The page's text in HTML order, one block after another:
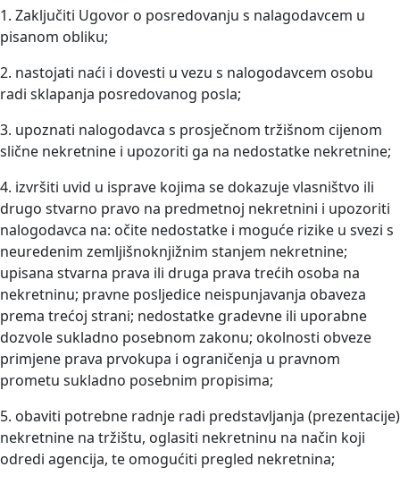
1. Zaključiti Ugovor o posredovanju s nalagodavcem u
pisanom obliku;
2. nastojati naći i dovesti u vezu s nalogodavcem osobu
radi sklapanja posredovanog posla;
3. upoznati nalogodavca s prosječnom tržišnom cijenom
slične nekretnine i upozoriti ga na nedostatke nekretnine;
4. izvršiti uvid u isprave kojima se dokazuje vlasništvo ili
drugo stvarno pravo na predmetnoj nekretnini i upozoriti
nalogodavca na: očite nedostatke i moguće rizike u svezi s
neuredenim zemljišnoknjižnim stanjem nekretnine;
upisana stvarna prava ili druga prava trećih osoba na
nekretninu; pravne posljedice neispunjavanja obaveza
prema trećoj strani; nedostatke gradevne ili uporabne
dozvole sukladno posebnom zakonu; okolnosti obveze
primjene prava prvokupa i ograničenja u pravnom
prometu sukladno posebnim propisima;
5. obaviti potrebne radnje radi predstavljanja (prezentacije)
nekretnine na tržištu, oglasiti nekretninu na način koji
odredi agencija, te omogućiti pregled nekretnina;